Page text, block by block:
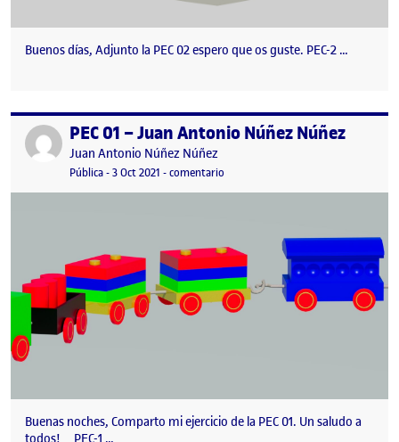
Buenos días, Adjunto la PEC 02 espero que os guste. PEC-2 …
Publicado porPEC 01 – Juan Antonio Núñez Núñez
Publicado por
Juan Antonio Núñez Núñez
Visibilidad:
Pública-Fecha de publicación
3 Oct 2021 7 octubre, 2021 6:37 pm
-comentario
Buenas noches, Comparto mi ejercicio de la PEC 01. Un saludo a
todos! PEC-1 …